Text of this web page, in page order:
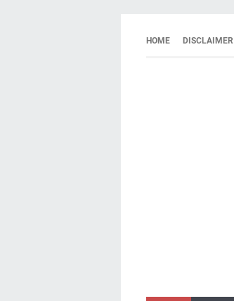
HOME DISCLAIMER